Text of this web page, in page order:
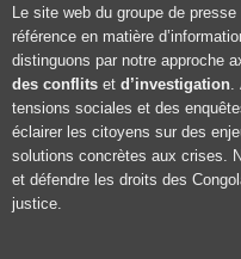
Le site web du groupe de presse
référence en matière
distinguons par notre approche
des conflits et d’investigation
tensions sociales et des
éclairer les citoyens sur des
solutions concrètes aux crises.
et défendre les droits des
justice.